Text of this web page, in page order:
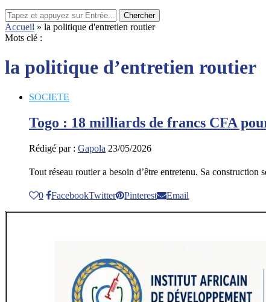
Chercher
Accueil » la politique d'entretien routier
Mots clé :
la politique d’entretien routier
SOCIETE
Togo : 18 milliards de francs CFA
Rédigé par : Gapola 23/05/2026
Tout réseau routier a besoin d’être entretenu. Sa
0 FacebookTwitter Pinterest Email